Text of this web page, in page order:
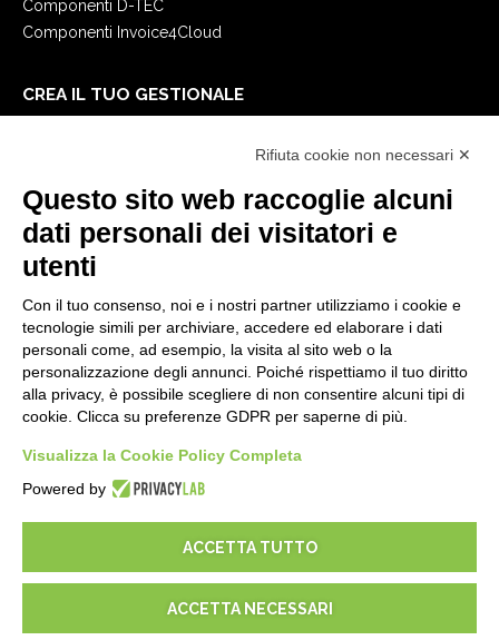
Componenti D-TEC
Componenti Invoice4Cloud
CREA IL TUO GESTIONALE
E-Book
Blog
NOTE LEGALI
Informative Privacy
Security Policy
Documentazione contrattuale e GDPR
Condizioni generali di fornitura
Condizioni di vendita
Condizioni del servizio di supporto
Impostazioni cookie
Rifiuta cookie non necessari ✕
Questo sito web raccoglie alcuni
dati personali dei visitatori e
utenti
Con il tuo consenso, noi e i nostri partner utilizziamo i cookie e
tecnologie simili per archiviare, accedere ed elaborare i dati
personali come, ad esempio, la visita al sito web o la
personalizzazione degli annunci. Poiché rispettiamo il tuo diritto
alla privacy, è possibile scegliere di non consentire alcuni tipi di
cookie. Clicca su preferenze GDPR per saperne di più.
Visualizza la Cookie Policy Completa
Powered by
ACCETTA TUTTO
ACCETTA NECESSARI